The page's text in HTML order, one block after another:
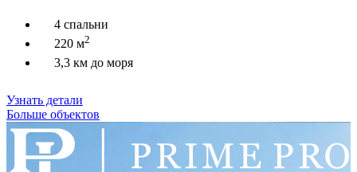
4 спальни
220 м2
3,3 км до моря
Узнать детали
Больше объектов